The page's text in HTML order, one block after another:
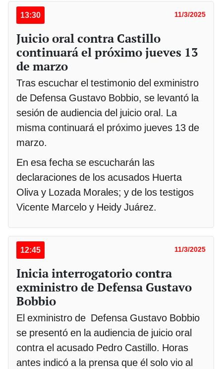
13:30 11/3/2025
Juicio oral contra Castillo
continuará el próximo jueves 13
de marzo
Tras escuchar el testimonio del exministro
de Defensa Gustavo Bobbio, se levantó la
sesión de audiencia del juicio oral. La
misma continuará el próximo jueves 13 de
marzo.
En esa fecha se escucharán las
declaraciones de los acusados Huerta
Oliva y Lozada Morales; y de los testigos
Vicente Marcelo y Heidy Juárez.
12:45 11/3/2025
Inicia interrogatorio contra
exministro de Defensa Gustavo
Bobbio
El exministro de Defensa Gustavo Bobbio
se presentó en la audiencia de juicio oral
contra el acusado Pedro Castillo. Horas
antes indicó a la prensa que él solo vio al